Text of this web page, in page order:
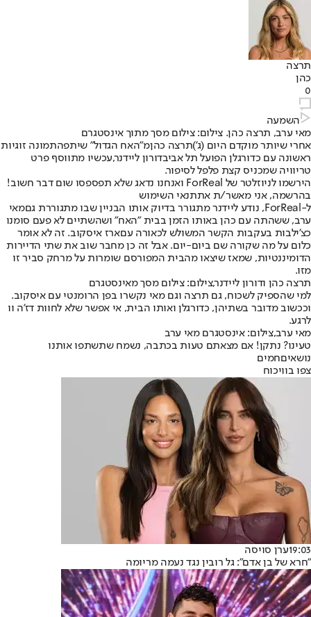
תרצה
כהן
0
השמעה
מאי ערב, תרצה כהן. צילום: צילום מסך מתוך אינסטגרם
אחרי שיותר מוקדם היום (ג')תרצה כהןמ"האח הגדול" שיתפהתמונה זוגיות
ראשונה עם כדורגלן הפועל תל אביבדורון ליידנר,עכשיו מתווסף פרט
טריוויה שמכניס קצת פלפל לסיפור.
הירשמו לניוזלטר של ForReal ואנחנו נדאג שלא תפספסו שום דבר חשוב!
בהרשמה, אני מאשר/ת אתתנאי השימוש
ל-ForReal, נודע ליידנר מתגורר בדיוק אותו הבניין שבו מתגוררת גם
מאי
ערב, ששהתה עם כהן באותו הזמן בבית "האח" ושהשתיים לא פעם סומנו
כצ'ילבות בעקבות הקשר המשולש לכאורה עםארז איסקוב. זה לא אומר
כלום על מה שקורה שם ביום-יום. אבל זה כן מחבר שוב את שתי הדיירות
הדומיננטיות, שמאז שיצאו מהבית המפורסם שומרות על מרחק סביר זו
מזו.
תרצה כהן ודורון ליידנר,צילום: צילום מסך מאינסטגרם
למי שהספיק לשכוח, גם תרצה וגם מאי נקשרו בפן הרומנטי עם איסקוב.
וככשוב מדובר בשתיהן, כדורגלן ואותו הבית, אי אפשר שלא לחוות דז'ה וו
לרגע.
מאי ערב,צילום: אינסטגרם מאי ערב
טעינו? נתקן! אם מצאתם טעות בכתבה, נשמח שתשתפו אותנו
נושאיםחמים
צפו בוויכוח
19:03ערן סויסה
"חרא של בן אדם": גל רובין נגד נעמה מריומה